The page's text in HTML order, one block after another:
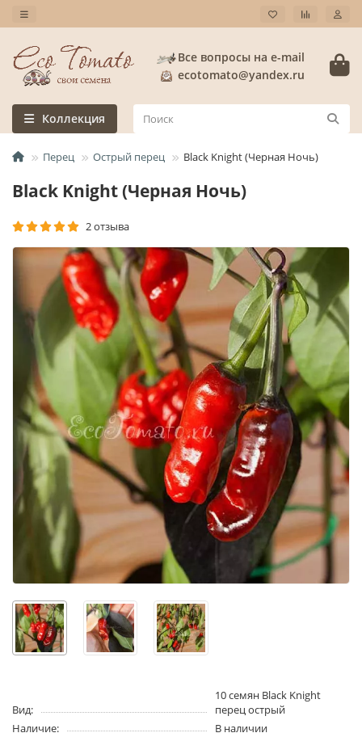
Все вопросы на e-mail
ecotomato@yandex.ru
Коллекция
Перец Острый перец Black Knight (Черная Ночь)
Black Knight (Черная Ночь)
2 отзыва
Вид:
10 семян Black Knight
перец острый
Наличие:
В наличии